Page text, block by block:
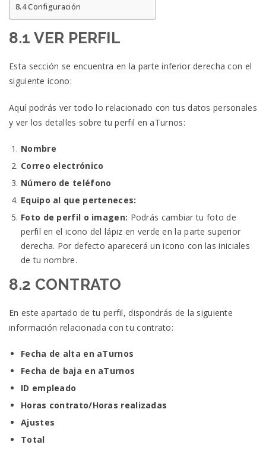
8.4 Configuración
8.1 VER PERFIL
Esta sección se encuentra en la parte inferior derecha con el
siguiente icono:
Aquí podrás ver todo lo relacionado con tus datos personales
y ver los detalles sobre tu perfil en aTurnos:
Nombre
Correo electrónico
Número de teléfono
Equipo al que perteneces:
Foto de perfil o imagen: Podrás cambiar tu foto de
perfil en el icono del lápiz en verde en la parte superior
derecha. Por defecto aparecerá un icono con las iniciales
de tu nombre.
8.2 CONTRATO
En este apartado de tu perfil, dispondrás de la siguiente
información relacionada con tu contrato:
Fecha de alta en aTurnos
Fecha de baja en aTurnos
ID empleado
Horas contrato/Horas realizadas
Ajustes
Total